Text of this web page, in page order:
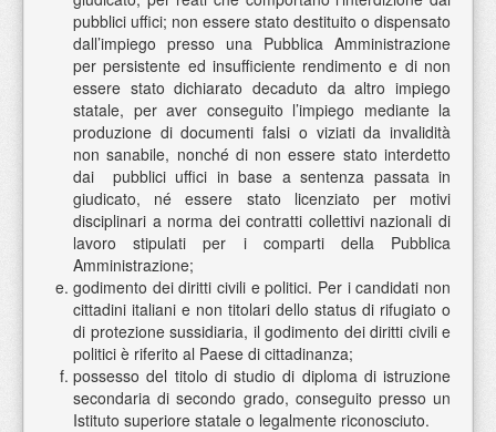
pubblici uffici; non essere stato destituito o dispensato
dall’impiego presso una Pubblica Amministrazione
per persistente ed insufficiente rendimento e di non
essere stato dichiarato decaduto da altro impiego
statale, per aver conseguito l’impiego mediante la
produzione di documenti falsi o viziati da invalidità
non sanabile, nonché di non essere stato interdetto
dai pubblici uffici in base a sentenza passata in
giudicato, né essere stato licenziato per motivi
disciplinari a norma dei contratti collettivi nazionali di
lavoro stipulati per i comparti della Pubblica
Amministrazione;
godimento dei diritti civili e politici. Per i candidati non
cittadini italiani e non titolari dello status di rifugiato o
di protezione sussidiaria, il godimento dei diritti civili e
politici è riferito al Paese di cittadinanza;
possesso del titolo di studio di diploma di istruzione
secondaria di secondo grado, conseguito presso un
Istituto superiore statale o legalmente riconosciuto.